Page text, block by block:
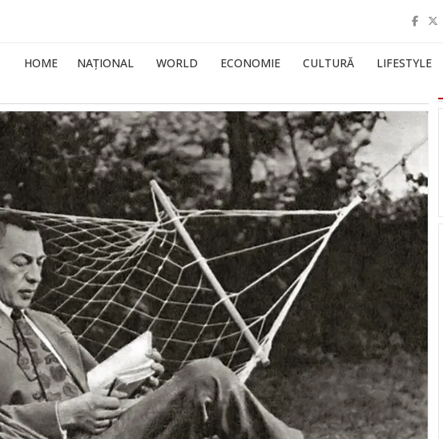
HOME NAȚIONAL WORLD ECONOMIE CULTURĂ LIFESTYLE